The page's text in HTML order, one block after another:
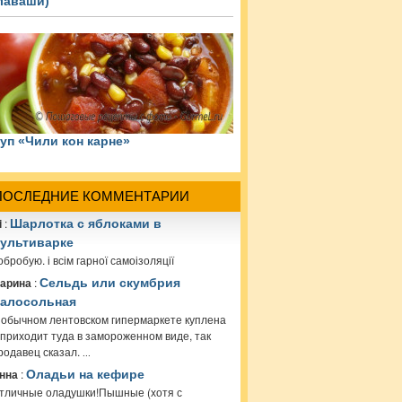
«Чили кон карне»
КОММЕНТАРИИ
: Шарлотка с яблоками в
і всім гарної самоізоляції
:Сельдь или скумбрия
лентовском гипермаркете куплена
туда в замороженном виде, так
сказал. ...
:Оладьи на кефире
оладушки!Пышные (хотя с